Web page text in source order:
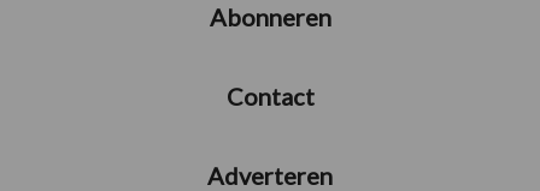
Abonneren
Contact
Adverteren